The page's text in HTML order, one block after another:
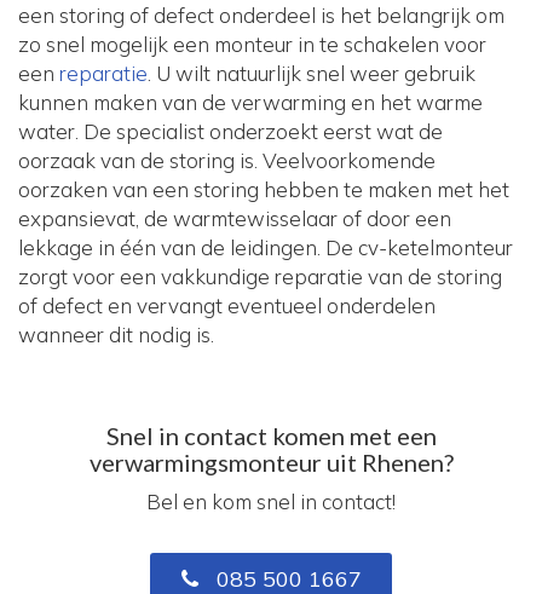
een storing of defect onderdeel is het belangrijk om
zo snel mogelijk een monteur in te schakelen voor
een reparatie . U wilt natuurlijk snel weer gebruik
kunnen maken van de verwarming en het warme
water. De specialist onderzoekt eerst wat de
oorzaak van de storing is. Veelvoorkomende
oorzaken van een storing hebben te maken met het
expansievat, de warmtewisselaar of door een
lekkage in één van de leidingen. De cv-ketelmonteur
zorgt voor een vakkundige reparatie van de storing
of defect en vervangt eventueel onderdelen
wanneer dit nodig is.
Snel in contact komen met een
verwarmingsmonteur uit Rhenen?
Bel en kom snel in contact!
085 500 1667